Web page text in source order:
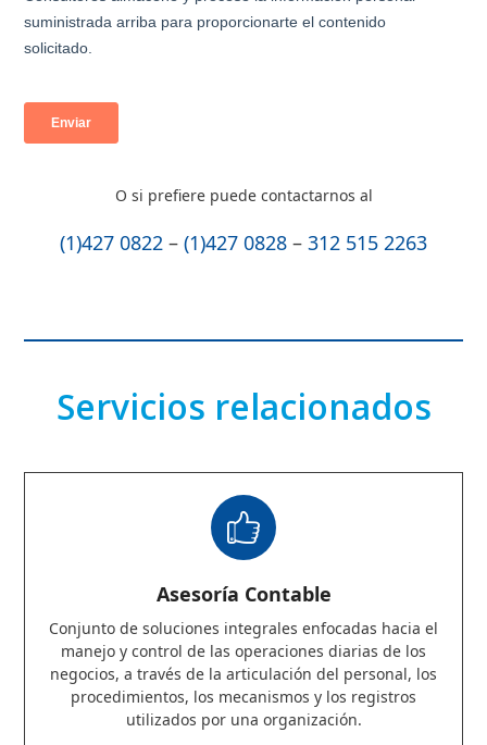
O si prefiere puede contactarnos al
(1)427 0822 – (1)427 0828 – 312 515 2263
Servicios relacionados
Asesoría Contable
Conjunto de soluciones integrales enfocadas hacia el
manejo y control de las operaciones diarias de los
negocios, a través de la articulación del personal, los
procedimientos, los mecanismos y los registros
utilizados por una organización.